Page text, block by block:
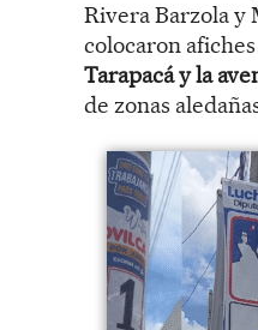
Rivera Barzola y
colocaron
Tarapacá y la
de zonas